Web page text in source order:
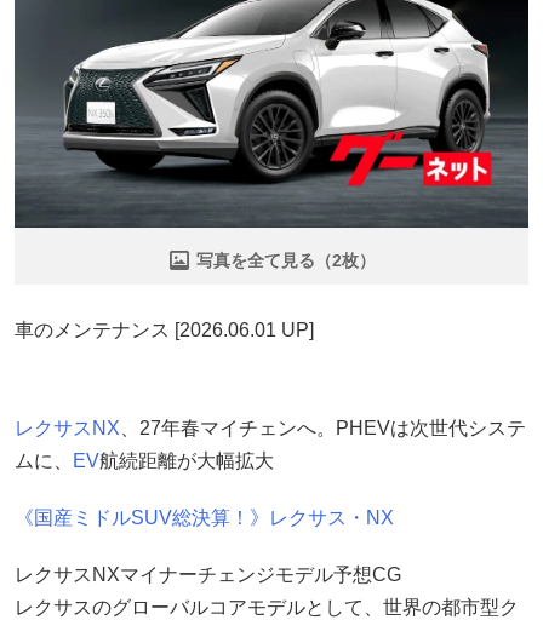
写真を全て見る（2枚）
車のメンテナンス [2026.06.01 UP]
レクサス NX 、27年春マイチェンへ。PHEVは次世代システ
ムに、
EV航続距離が大幅拡大
《国産ミドルSUV総決算！》レクサス・NX
レクサスNXマイナーチェンジモデル予想CG
レクサスのグローバルコアモデルとして、世界の都市型ク